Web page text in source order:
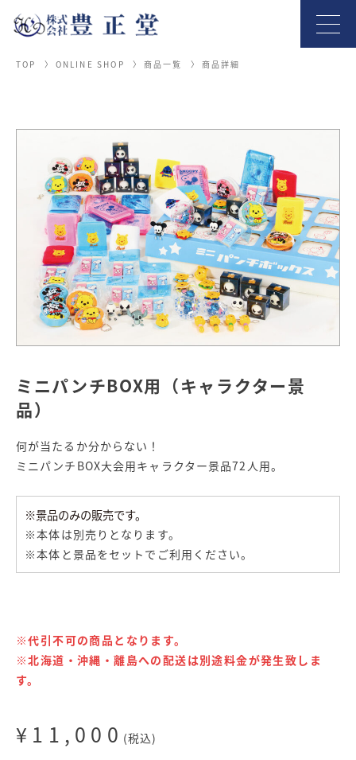
TOP ONLINE SHOP 商品一覧 商品詳細
ミニパンチBOX用（キャラクター景
品）
何が当たるか分からない！
ミニパンチBOX大会用キャラクター景品72人用。
※景品のみの販売です。
※本体は別売りとなります。
※本体と景品をセットでご利用ください。
※代引不可の商品となります。
※北海道・沖縄・離島への配送は別途料金が発生致しま
す。
¥11,000 (税込)